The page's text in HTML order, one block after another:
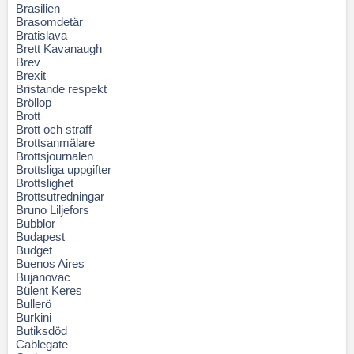
Brasilien
Brasomdetär
Bratislava
Brett Kavanaugh
Brev
Brexit
Bristande respekt
Bröllop
Brott
Brott och straff
Brottsanmälare
Brottsjournalen
Brottsliga uppgifter
Brottslighet
Brottsutredningar
Bruno Liljefors
Bubblor
Budapest
Budget
Buenos Aires
Bujanovac
Bülent Keres
Bullerö
Burkini
Butiksdöd
Cablegate